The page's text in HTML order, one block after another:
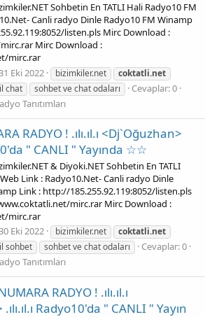
Sohbetin En TATLI Hali Radyo10 FM
Canli radyo Dinle Radyo10 FM Winamp
listen.pls Mirc Download :
Mirc Download :
mirc.rar
31 Eki 2022 bizimkiler.net
coktatli.net
chat sohbet ve chat odaları
Cevaplar: 0
Tanıtımları
RADYO ! .ılı.ıl.ı <Dj`Oğuzhan>
" CANLI " Yayında ☆☆
& Diyoki.NET Sohbetin En TATLI
Link : Radyo10.Net- Canli radyo Dinle
Link : http://185.255.92.119:8052/listen.pls
mirc.rar Mirc Download :
mirc.rar
Eki 2022 bizimkiler.net
coktatli.net
sohbet sohbet ve chat odaları
Cevaplar: 0
Tanıtımları
RADYO ! .ılı.ıl.ı
Radyo10'da " CANLI " Yayın